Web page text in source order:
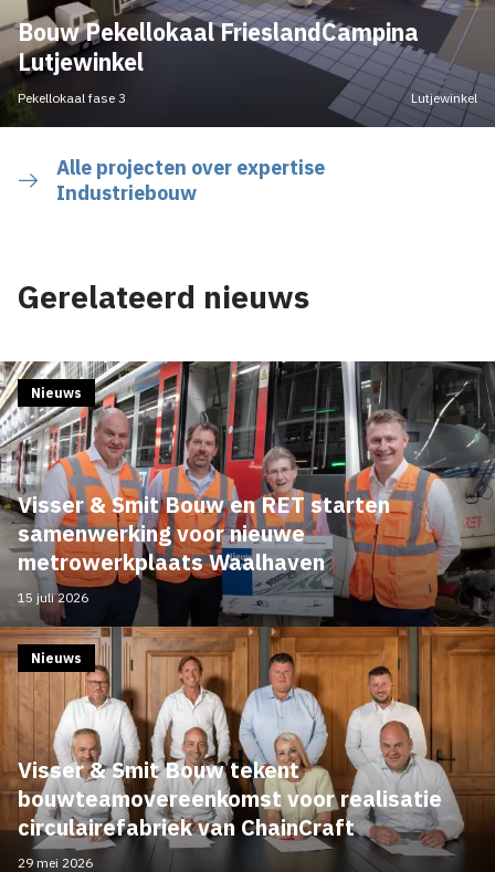
Bouw Pekellokaal FrieslandCampina
Lutjewinkel
Pekellokaal fase 3 Lutjewinkel
Alle projecten over expertise
Industriebouw
Gerelateerd nieuws
Visser & Smit Bouw en RET starten
samenwerking voor nieuwe
metrowerkplaats Waalhaven
Nieuws
15 juli 2026
Visser & Smit Bouw tekent
bouwteamovereenkomst voor realisatie
circulairefabriek van ChainCraft
Nieuws
29 mei 2026